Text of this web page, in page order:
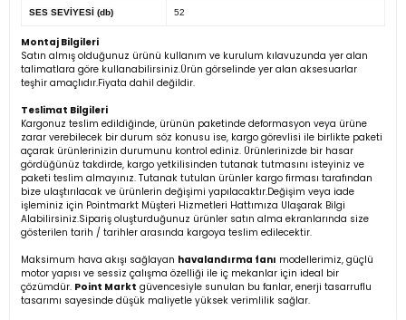
SES SEVİYESİ (db) 52
Montaj Bilgileri
Satın almış olduğunuz ürünü kullanım ve kurulum kılavuzunda yer alan
talimatlara göre kullanabilirsiniz.Ürün görselinde yer alan aksesuarlar
teşhir amaçlıdır.Fiyata dahil değildir.
Teslimat Bilgileri
Kargonuz teslim edildiğinde, ürünün paketinde deformasyon veya ürüne
zarar verebilecek bir durum söz konusu ise, kargo görevlisi ile birlikte paketi
açarak ürünlerinizin durumunu kontrol ediniz. Ürünlerinizde bir hasar
gördüğünüz takdirde, kargo yetkilisinden tutanak tutmasını isteyiniz ve
paketi teslim almayınız. Tutanak tutulan ürünler kargo firması tarafından
bize ulaştırılacak ve ürünlerin değişimi yapılacaktır.Değişim veya iade
işleminiz için Pointmarkt Müşteri Hizmetleri Hattımıza Ulaşarak Bilgi
Alabilirsiniz.Sipariş oluşturduğunuz ürünler satın alma ekranlarında size
gösterilen tarih / tarihler arasında kargoya teslim edilecektir.
Maksimum hava akışı sağlayan havalandırma fanı modellerimiz, güçlü
motor yapısı ve sessiz çalışma özelliği ile iç mekanlar için ideal bir
çözümdür. Point Markt güvencesiyle sunulan bu fanlar, enerji tasarruflu
tasarımı sayesinde düşük maliyetle yüksek verimlilik sağlar.